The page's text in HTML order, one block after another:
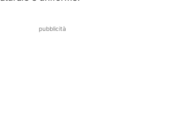
pubblicità